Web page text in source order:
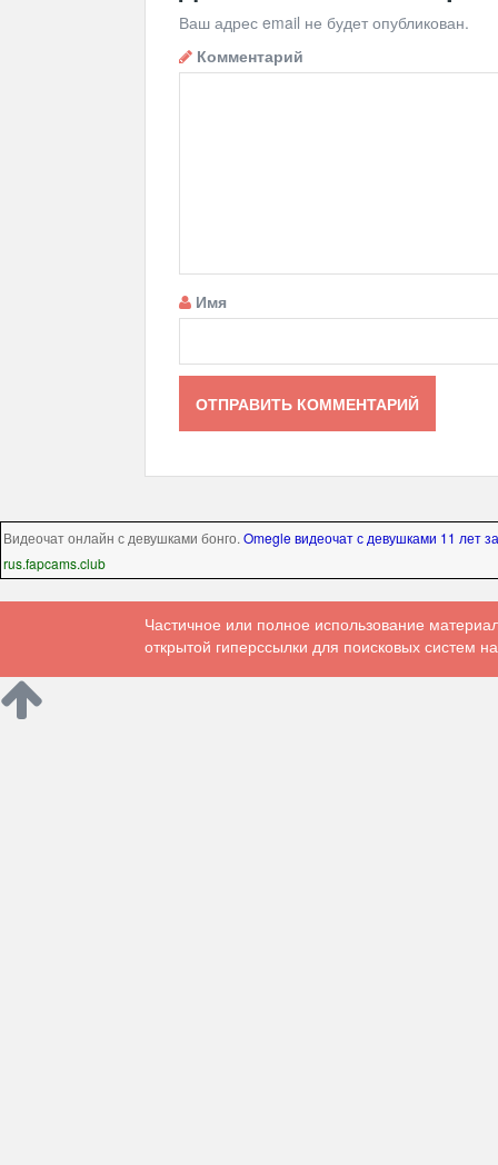
Ваш адрес email не будет опубликован.
Комментарий
Имя
Видеочат онлайн с девушками бонго.Omegle видеочат с девушками 11 лет
rus.fapcams.club
Частичное или полное использование
открытой гиперссылки для поисковых систем